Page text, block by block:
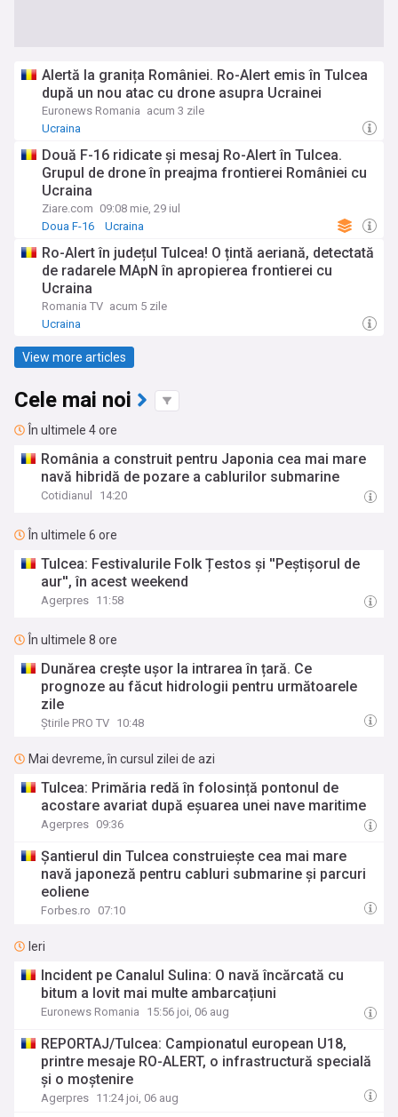
Alertă la granița României. Ro-Alert emis în Tulcea
după un nou atac cu drone asupra Ucrainei
Euronews Romania acum 3 zile
Ucraina
Două F-16 ridicate și mesaj Ro-Alert în Tulcea.
Grupul de drone în preajma frontierei României cu
Ucraina
Ziare.com 09:08 mie, 29 iul
Doua F-16
Ucraina
Ro-Alert în județul Tulcea! O țintă aeriană, detectată
de radarele MApN în apropierea frontierei cu
Ucraina
Romania TV acum 5 zile
Ucraina
View more articles
Cele mai noi
În ultimele 4 ore
România a construit pentru Japonia cea mai mare
navă hibridă de pozare a cablurilor submarine
Cotidianul 14:20
În ultimele 6 ore
Tulcea: Festivalurile Folk Țestos și ''Peștișorul de
aur'', în acest weekend
Agerpres 11:58
În ultimele 8 ore
Dunărea crește ușor la intrarea în țară. Ce
prognoze au făcut hidrologii pentru următoarele
zile
Știrile PRO TV 10:48
Mai devreme, în cursul zilei de azi
Tulcea: Primăria redă în folosință pontonul de
acostare avariat după eșuarea unei nave maritime
Agerpres 09:36
Șantierul din Tulcea construiește cea mai mare
navă japoneză pentru cabluri submarine și parcuri
eoliene
Forbes.ro 07:10
Ieri
Incident pe Canalul Sulina: O navă încărcată cu
bitum a lovit mai multe ambarcațiuni
Euronews Romania 15:56 joi, 06 aug
REPORTAJ/Tulcea: Campionatul european U18,
printre mesaje RO-ALERT, o infrastructură specială
și o moștenire
Agerpres 11:24 joi, 06 aug